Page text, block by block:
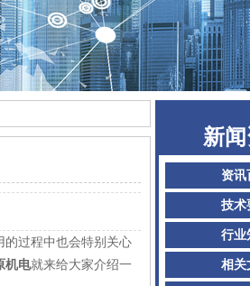
的过程中也会特别关心
机电就来给大家介绍一
新
资讯
技术
行业
相关
二氧化
普雷
百超
KTB2